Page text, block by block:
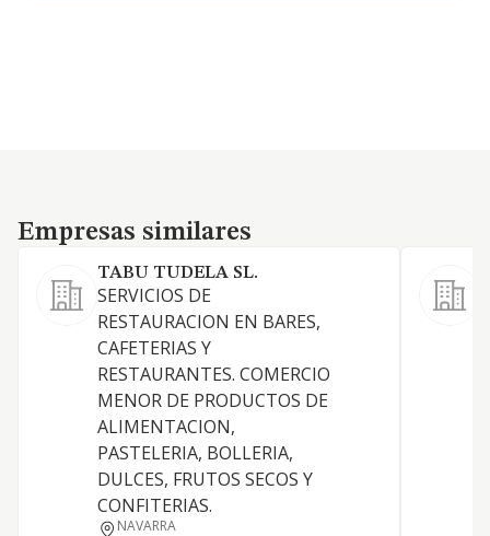
Empresas similares
Empresas similares
TABU TUDELA SL.
SERVICIOS DE
RESTAURACION EN BARES,
CAFETERIAS Y
RESTAURANTES. COMERCIO
MENOR DE PRODUCTOS DE
ALIMENTACION,
PASTELERIA, BOLLERIA,
DULCES, FRUTOS SECOS Y
CONFITERIAS.
NAVARRA